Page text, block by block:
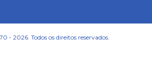
- 2026. Todos os direitos reservados.